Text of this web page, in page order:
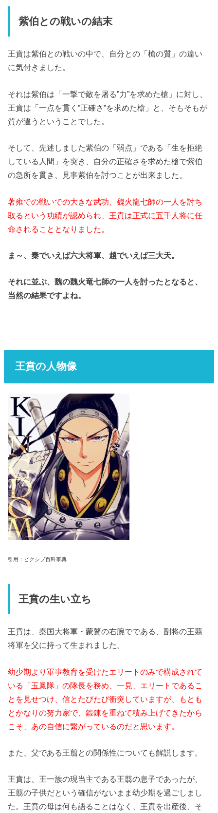
紫伯との戦いの結末
王賁は紫伯との戦いの中で、自分との「槍の質」の違い
に気付きました。
それは紫伯は「一撃で敵を屠る”力”を求めた槍」に対し、
王賁は「一点を貫く”正確さ”を求めた槍」と、そもそもが
質が違うということでした。
そして、先述しました紫伯の「弱点」である「生を拒絶
している人間 」を突き、自分の正確さを求めた槍で紫伯
の急所を貫き、見事紫伯を討つことが出来ました。
著雍での戦いでの大きな武功、魏火龍七師の一人を討ち
取るという功績が認められ、王賁は正式に五千人将に任
命されることとなりました。
ま～、秦でいえば六大将軍、趙でいえば三大天。
それに並ぶ、魏の魏火竜七師の一人を討ったとなると、
当然の結果ですよね。
王賁の人物像
引用：ピクシブ百科事典
王賁の生い立ち
王賁は、秦国大将軍・蒙驁の右腕でである、副将の王翦
将軍を父に持って生まれました。
幼少期より軍事教育を受けたエリートのみで構成されて
いる「玉鳳隊」の隊長を務め、一見、エリートであるこ
とを見せつけ、信とたびたび衝突していますが、もとも
とかなりの努力家で、鍛錬を重ねて積み上げてきたから
こそ、あの自信に繋がっているのだと思います。
また、父である王翦との関係性についても解説します。
王賁は、王一族の現当主である王翦の息子であったが、
王翦の子供だという確信がないまま幼少期を過ごしまし
た。王賁の母は何も語ることはなく、王賁を出産後、そ